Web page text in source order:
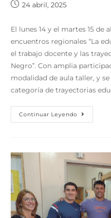
24 abril, 2025
El lunes 14 y el martes 15 de
encuentros regionales “La
el trabajo docente y las
Negro”. Con amplia
modalidad de aula taller, y
categoría de trayectorias
Continuar Leyendo